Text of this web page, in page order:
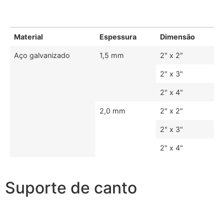
Material Espessura Dimensão
Aço galvanizado 1,5 mm 2" x 2"
2" x 3"
2" x 4"
2,0 mm 2" x 2"
2" x 3"
2" x 4"
Suporte de canto